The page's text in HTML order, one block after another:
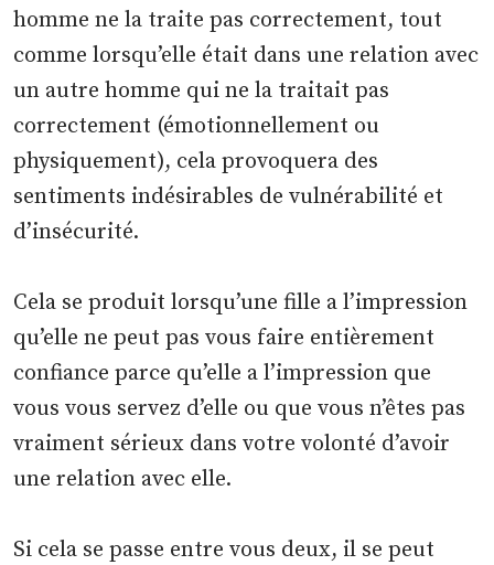
homme ne la traite pas correctement, tout
comme lorsqu’elle était dans une relation avec
un autre homme qui ne la traitait pas
correctement (émotionnellement ou
physiquement), cela provoquera des
sentiments indésirables de vulnérabilité et
d’insécurité.
Cela se produit lorsqu’une fille a l’impression
qu’elle ne peut pas vous faire entièrement
confiance parce qu’elle a l’impression que
vous vous servez d’elle ou que vous n’êtes pas
vraiment sérieux dans votre volonté d’avoir
une relation avec elle.
Si cela se passe entre vous deux, il se peut